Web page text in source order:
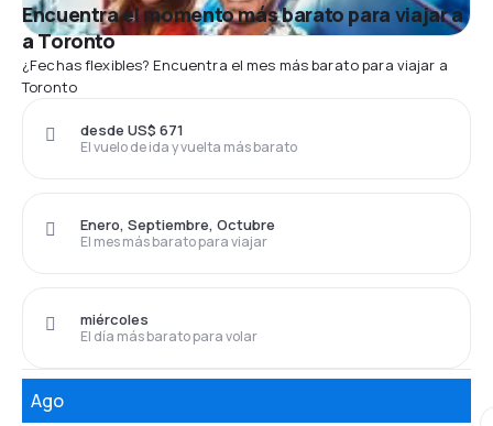
Encuentra el momento más barato para viajar a
a Toronto
¿Fechas flexibles? Encuentra el mes más barato para viajar a
Toronto
El vuelo de ida y vuelta más barato
desde US$ 671
El mes más barato para viajar
Enero, Septiembre, Octubre
El día más barato para volar
miércoles
Ago